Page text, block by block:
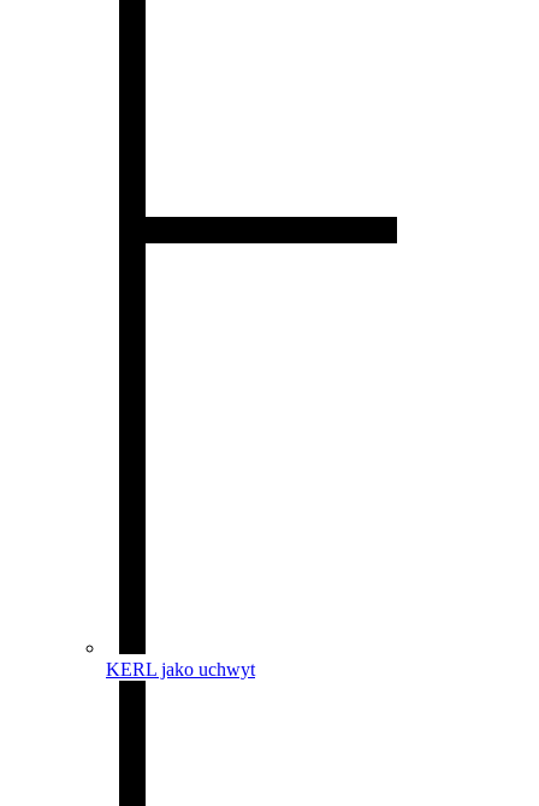
KERL jako uchwyt